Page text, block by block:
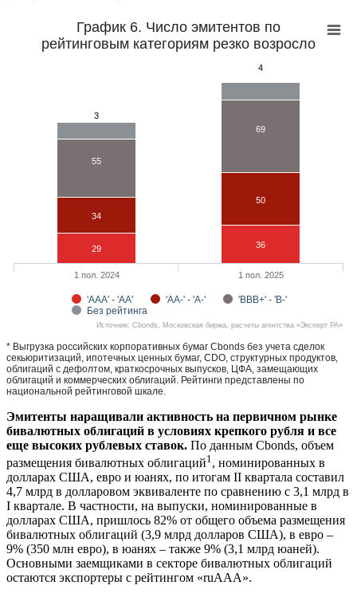
График 6. Число эмитентов по
рейтинговым категориям резко возросло
3
4
55
69
34
50
29 36
'AAA' - 'AA' 'AA-' - 'A-'
'BBB+' - 'B-'
Без рейтинга
1 пол. 2024 1 пол. 2025
Источник: Cbonds, Московская биржа, расчеты агентства «Эксперт РА»
* Выгрузка российских корпоративных бумаг Cbonds без учета сделок
секьюритизаций, ипотечных ценных бумаг, CDO, структурных продуктов,
облигаций с дефолтом, краткосрочных выпусков, ЦФА, замещающих
облигаций и коммерческих облигаций. Рейтинги представлены по
национальной рейтинговой шкале.
Эмитенты наращивали активность на первичном рынке
бивалютных облигаций в условиях крепкого рубля и все
еще высоких рублевых ставок. По данным Cbonds, объем
размещения бивалютных облигаций1 , номинированных в
долларах США, евро и юанях, по итогам II квартала составил
4,7 млрд в долларовом эквиваленте по сравнению с 3,1 млрд в
I квартале. В частности, на выпуски, номинированные в
долларах США, пришлось 82% от общего объема размещения
бивалютных облигаций (3,9 млрд долларов США), в евро –
9% (350 млн евро), в юанях – также 9% (3,1 млрд юаней).
Основными заемщиками в секторе бивалютных облигаций
остаются экспортеры с рейтингом «ruAAA».